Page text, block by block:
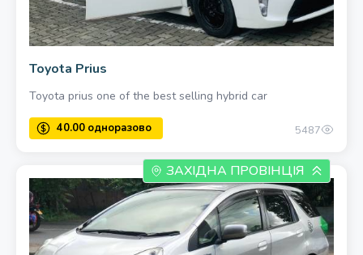
Toyota Prius
Toyota prius one of the best selling hybrid car
5487
ЗАХІДНА ПРОВІНЦІЯ